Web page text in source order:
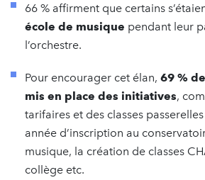
66 % affirment que certains
école de musique pendant leur
l’orchestre.
Pour encourager cet élan, 69 %
mis en place des initiatives,
tarifaires et des classes
année d’inscription au
musique, la création de classes
collège etc.